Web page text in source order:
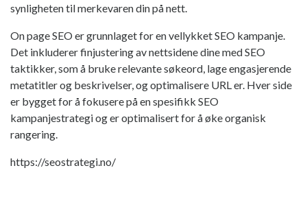
synligheten til merkevaren din på nett.
On page SEO er grunnlaget for en vellykket SEO kampanje.
Det inkluderer finjustering av nettsidene dine med SEO
taktikker, som å bruke relevante søkeord, lage engasjerende
metatitler og beskrivelser, og optimalisere URL er. Hver side
er bygget for å fokusere på en spesifikk SEO
kampanjestrategi og er optimalisert for å øke organisk
rangering.
https://seostrategi.no/